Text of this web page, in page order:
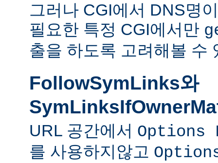
그러나 CGI에서 DNS명
필요한 특정 CGI에서만
출을 하도록 고려해볼 수
FollowSymLinks와
URL 공간에서 Options
를 사용하지않고